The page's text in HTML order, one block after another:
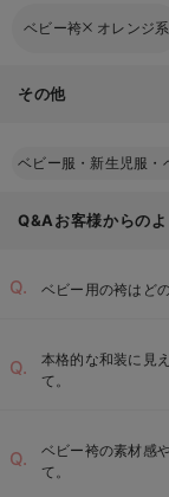
ベビー袴 オレンジ系
その他
ベビー服・新生児服・
Q&Aお客様からの
ベビー用の袴はど
本格的な和装に見
て。
ベビー袴の素材感
て。